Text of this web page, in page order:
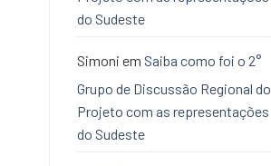
do Sudeste
Simoni em Saiba como foi o 2°
Grupo de Discussão Regional do
Projeto com as representações
do Sudeste